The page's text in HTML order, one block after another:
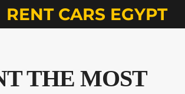
RENT CARS EGYPT
THE MOST